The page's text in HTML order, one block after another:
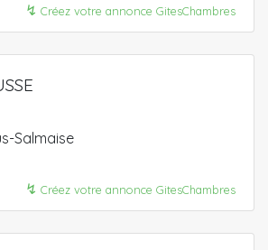
↯ Créez votre annonce GitesChambres
Salmaise
↯ Créez votre annonce GitesChambres